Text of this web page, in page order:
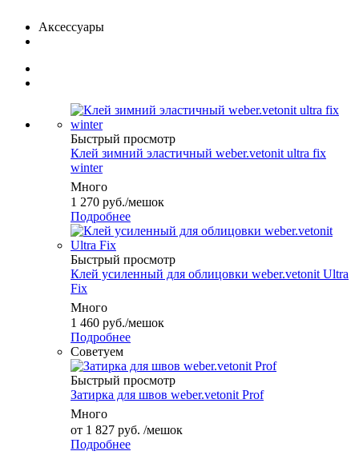
Аксессуары
Быстрый просмотр
Клей зимний эластичный weber.vetonit ultra fix
winter
Много
1 270 руб./мешок
Подробнее
Быстрый просмотр
Клей усиленный для облицовки weber.vetonit Ultra
Fix
Много
1 460 руб./мешок
Подробнее
Советуем
Быстрый просмотр
Затирка для швов weber.vetonit Prof
Много
от 1 827 руб. /мешок
Подробнее